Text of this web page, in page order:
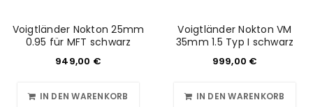
Voigtländer Nokton 25mm
0.95 für MFT schwarz
949,00 €
IN DEN WARENKORB
Voigtländer Nokton VM
35mm 1.5 Typ I schwarz
999,00 €
IN DEN WARENKORB